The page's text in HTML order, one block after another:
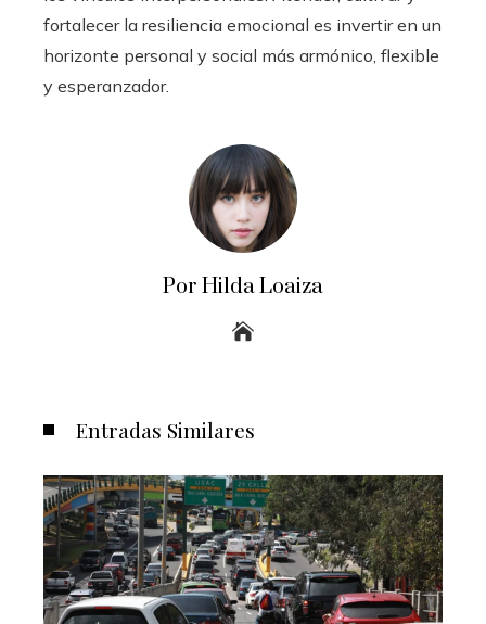
fortalecer la resiliencia emocional es invertir en un
horizonte personal y social más armónico, flexible
y esperanzador.
Por Hilda Loaiza
Entradas Similares